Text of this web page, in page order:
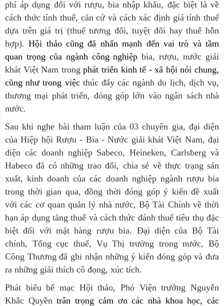
phí áp dụng đối với rượu, bia nhập khẩu, đặc biệt là về
cách thức tính thuế, căn cứ và cách xác định giá tính thuế
dựa trên giá trị (thuế tương đối, tuyệt đối hay thuế hỗn
hợp).Hội thảo cũng đã nhấn mạnh đến vai trò và tầm
quan trọng của ngành công nghiệpbia, rượu, nước giải
khát Việt Nam trongphát triển kinh tế - xã hội nói chung,
cũng như trong việc thúc đẩy các ngành du lịch, dịch vụ,
thương mại phát triển, đóng góp lớn vào ngân sách nhà
nước.
Sau khi nghe bài tham luận của 03 chuyên gia, đại diện
của Hiệp hội Rượu - Bia - Nước giải khát Việt Nam, đại
diện các doanh nghiệp Sabeco, Heineken, Carlsberg và
Habeco đã có những trao đổi, chia sẻ về thực trạng sản
xuất, kinh doanh của các doanh nghiệp ngành rượu bia
trong thời gian qua, đồng thời đóng góp ý kiến đề xuất
với các cơ quan quản lý nhà nước, Bộ Tài Chính về thời
hạn áp dụng tăng thuế và cách thức đánh thuế tiêu thụ đặc
biệt đối với mặt hàng rượu bia. Đại diện của Bộ Tài
chính, Tổng cục thuế, Vụ Thị trường trong nước, Bộ
Công Thương đã ghi nhận những ý kiến đóng góp và đưa
ra những giải thích cô đọng, xúc tích.
Phát biểu bế mạc Hội thảo, Phó Viện trưởng Nguyễn
Khắc Quyềntrân trọng cảm ơn các nhà khoa học, các